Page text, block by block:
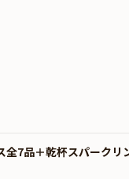
全7品＋乾杯スパーク